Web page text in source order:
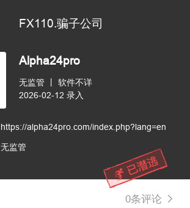
FX110.骗子公司
Alpha24pro
无监管
软件不详
2026-02-12 录入
https://alpha24pro.com/index.php?lang=en
无监管
0条评论